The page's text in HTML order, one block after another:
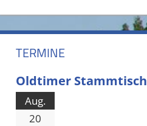
TERMINE
Oldtimer Stammtisch
Aug.
20